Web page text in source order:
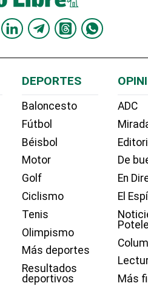
DEPORTES
Baloncesto
Fútbol
Béisbol
Motor
Golf
Ciclismo
Tenis
Olimpismo
Más deportes
Resultados
deportivos
ADC
De
En
El
Más